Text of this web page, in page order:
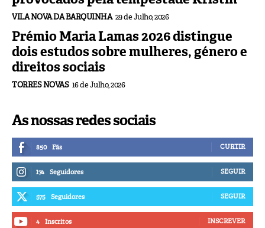
VILA NOVA DA BARQUINHA 29 de Julho, 2026
Prémio Maria Lamas 2026 distingue
dois estudos sobre mulheres, género e
direitos sociais
TORRES NOVAS 16 de Julho, 2026
As nossas redes sociais
850 Fãs CURTIR
174 Seguidores SEGUIR
575 Seguidores SEGUIR
4 Inscritos INSCREVER